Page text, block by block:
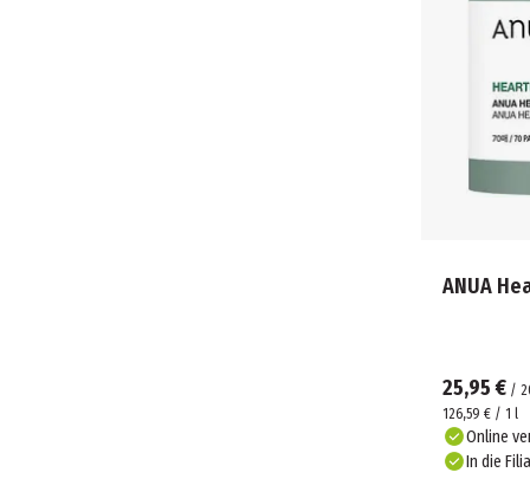
ANUA
25,95 € /
126,59 € / 1 l
Online
In die